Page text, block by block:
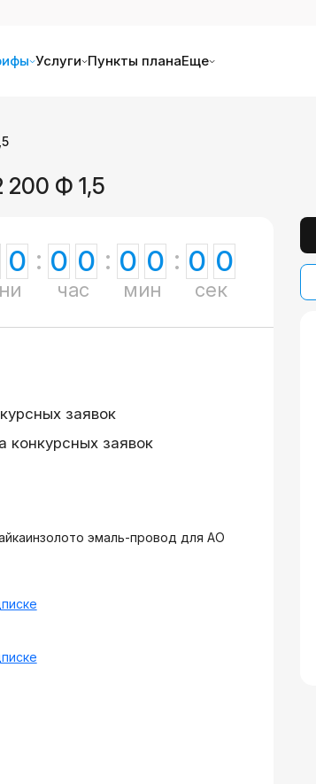
Услуги Пункты планаЕще
Ф 1,5
0 0 0
час
0 0
мин
0 0
сек
заявок
конкурсных заявок
эмаль-провод для АО